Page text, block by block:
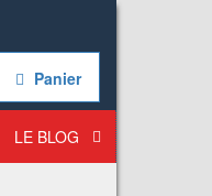
Panier
LE BLOG